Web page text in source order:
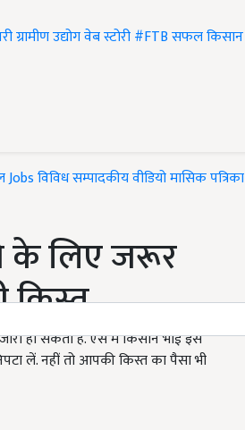
ग्रामीण उद्योगवेब स्टोरी#FTBसफल किसान
Jobsविविधसम्पादकीयवीडियोमासिक पत्रिका
के लिए जरूर
किस्त
हो सकती है. ऐसे में किसान भाई इस
लें. नहीं तो आपकी किस्त का पैसा भी